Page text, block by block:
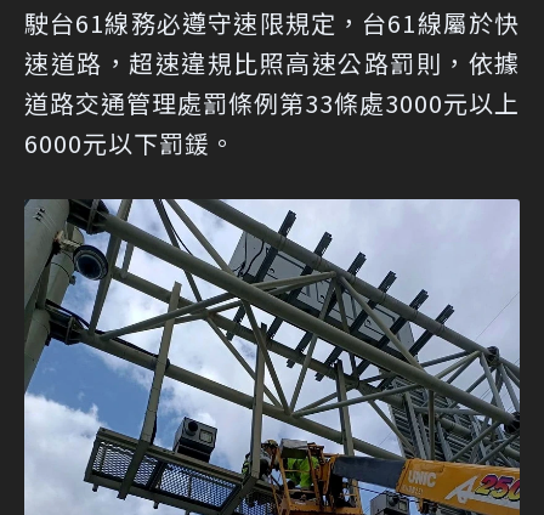
駛台61線務必遵守速限規定，台61線屬於快
速道路，超速違規比照高速公路罰則，依據
道路交通管理處罰條例第33條處3000元以上
6000元以下罰鍰。